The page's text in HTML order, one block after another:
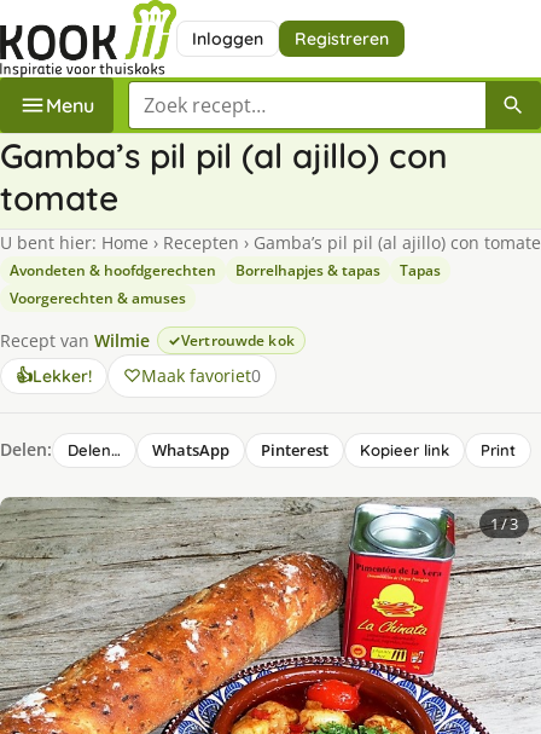
Inloggen Registreren
Menu Zoek een recept
Gamba’s pil pil (al ajillo) con
tomate
U bent hier: Home › Recepten › Gamba’s pil pil (al ajillo) con tomate
Avondeten & hoofdgerechten Borrelhapjes & tapas
Tapas
Voorgerechten & amuses
Recept van Wilmie Vertrouwde kok
👍Lekker! Maak favoriet0
Delen: Delen… WhatsApp Pinterest Kopieer link Print
1/ 3